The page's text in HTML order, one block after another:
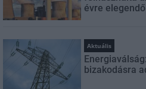
évre
Aktuális
bizakodásra